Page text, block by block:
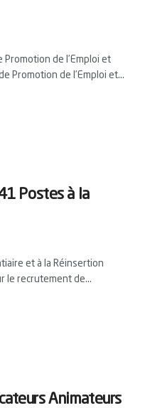
de l’Emploi et
Promotion de l’Emploi et...
Postes à la
et à la Réinsertion
le recrutement de...
Animateurs